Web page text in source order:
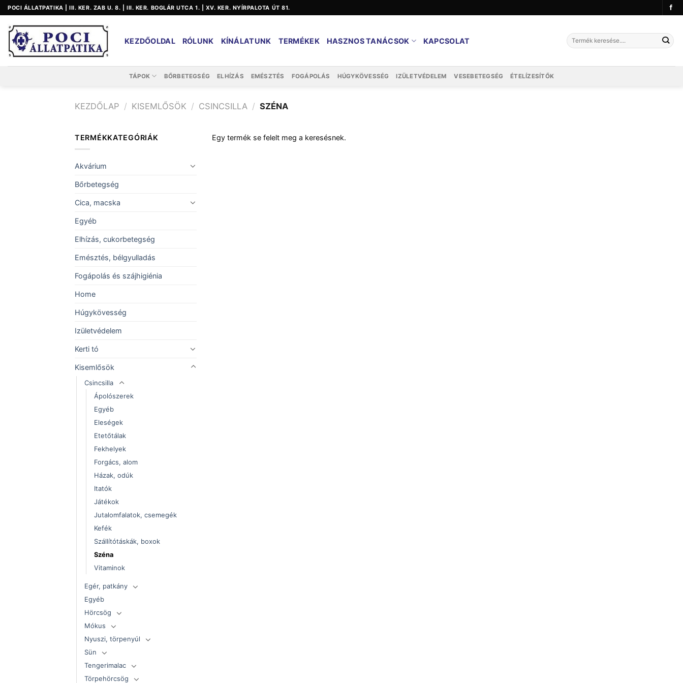
Skip
to
content
POCI ÁLLATPATIKA | III. KER. ZAB U. 8. | III. KER. BOGLÁR UTCA 1. | XV. KER. NYÍRPALOTA ÚT 81.
KEZDŐOLDAL RÓLUNK KÍNÁLATUNK TERMÉKEK HASZNOS TANÁCSOK KAPCSOLAT
Keresés
a
TÁPOK BŐRBETEGSÉG ELHÍZÁS EMÉSZTÉS FOGÁPOLÁS HÚGYKÖVESSÉG IZÜLETVÉDELEM VESEBETEGSÉG ÉTELÍZESÍTŐK
KEZDŐLAP / KISEMLŐSÖK / CSINCSILLA / SZÉNA
TERMÉKKATEGÓRIÁK
Akvárium
Bőrbetegség
Cica, macska
Egyéb
Elhízás, cukorbetegség
Emésztés, bélgyulladás
Fogápolás és szájhigiénia
Home
Húgykövesség
Izületvédelem
Kerti tó
Kisemlősök
Csincsilla
Ápolószerek
Egyéb
Eleségek
Etetőtálak
Fekhelyek
Forgács, alom
Házak, odúk
Itatók
Játékok
Jutalomfalatok, csemegék
Kefék
Szállítótáskák, boxok
Széna
Vitaminok
Egér, patkány
Egyéb
Hörcsög
Mókus
Nyuszi, törpenyúl
Sün
Tengerimalac
Törpehörcsög
Egy termék se felelt meg a keresésnek.